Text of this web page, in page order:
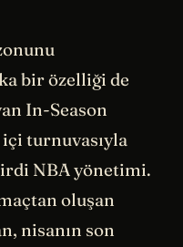
bir özelliği de
In-Season
turnuvasıyla
NBA yönetimi.
oluşan
nisanın son